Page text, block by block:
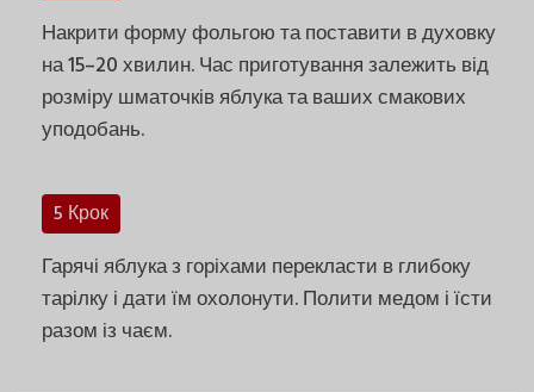
Накрити форму фольгою та поставити в духовку
на 15–20 хвилин. Час приготування залежить від
розміру шматочків яблука та ваших смакових
уподобань.
5 Крок
Гарячі яблука з горіхами перекласти в глибоку
тарілку і дати їм охолонути. Полити медом і їсти
разом із чаєм.